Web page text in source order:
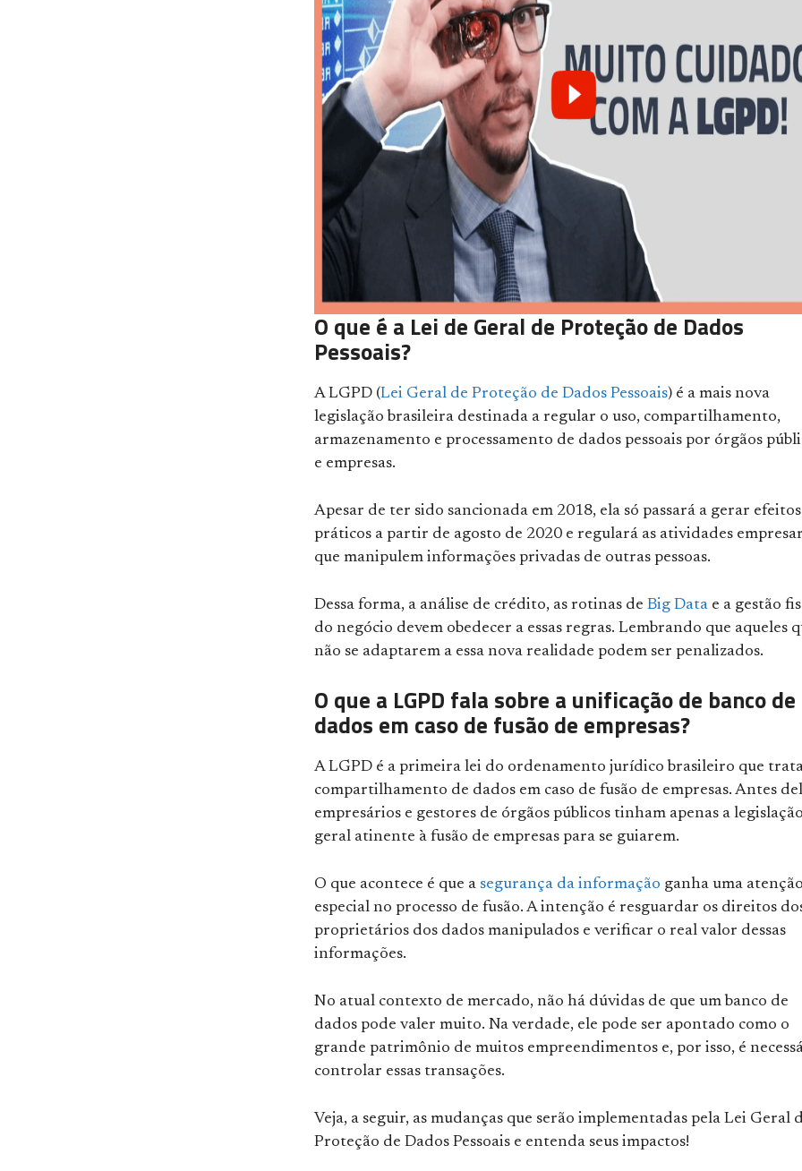
O que é a Lei de Geral de Proteção de Dados
Pessoais?
A LGPD (Lei Geral de Proteção de Dados Pessoais) é a mais nova
legislação brasileira destinada a regular o uso, compartilhamento,
armazenamento e processamento de dados pessoais por órgãos
e empresas.
Apesar de ter sido sancionada em 2018, ela só passará a gerar efeitos
práticos a partir de agosto de 2020 e regulará as atividades
que manipulem informações privadas de outras pessoas.
Dessa forma, a análise de crédito, as rotinas de Big Data e a gestão
do negócio devem obedecer a essas regras. Lembrando que aqueles
não se adaptarem a essa nova realidade podem ser penalizados.
O que a LGPD fala sobre a unificação de banco de
dados em caso de fusão de empresas?
A LGPD é a primeira lei do ordenamento jurídico brasileiro que
compartilhamento de dados em caso de fusão de empresas. Antes
empresários e gestores de órgãos públicos tinham apenas a
geral atinente à fusão de empresas para se guiarem.
O que acontece é que a segurança da informação ganha uma
especial no processo de fusão. A intenção é resguardar os direitos
proprietários dos dados manipulados e verificar o real valor dessas
informações.
No atual contexto de mercado, não há dúvidas de que um banco de
dados pode valer muito. Na verdade, ele pode ser apontado como o
grande patrimônio de muitos empreendimentos e, por isso, é
controlar essas transações.
Veja, a seguir, as mudanças que serão implementadas pela Lei Geral
Proteção de Dados Pessoais e entenda seus impactos!